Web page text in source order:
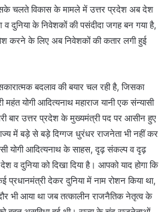
चलते विकास के मामले में उत्तर प्रदेश अब देश
के निवेशकों की पसंदीदा जगह बन गया है,
करने के लिए अब निवेशकों की कतार लगी हुई
बदलाव की बयार चल रही है, जिसका
योगी आदित्यनाथ महाराज यानी एक संन्यासी
बार उत्तर प्रदेश के मुख्यमंत्री पद पर आसीन हुए
में बड़े से बड़े दिग्गज धुरंधर राजनेता भी नहीं कर
योगी आदित्यनाथ के साहस, दृढ़ संकल्प व दृढ़
व दुनिया को दिखा दिया है। आपको याद होगा कि
देकर दुनिया में नाम रोशन किया था,
भी आया था जब तत्कालीन राजनैतिक नेतृत्व के